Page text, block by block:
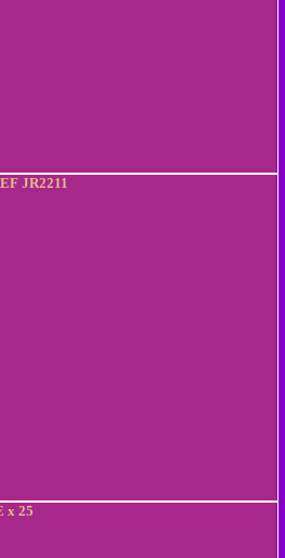
JR2211
x 25